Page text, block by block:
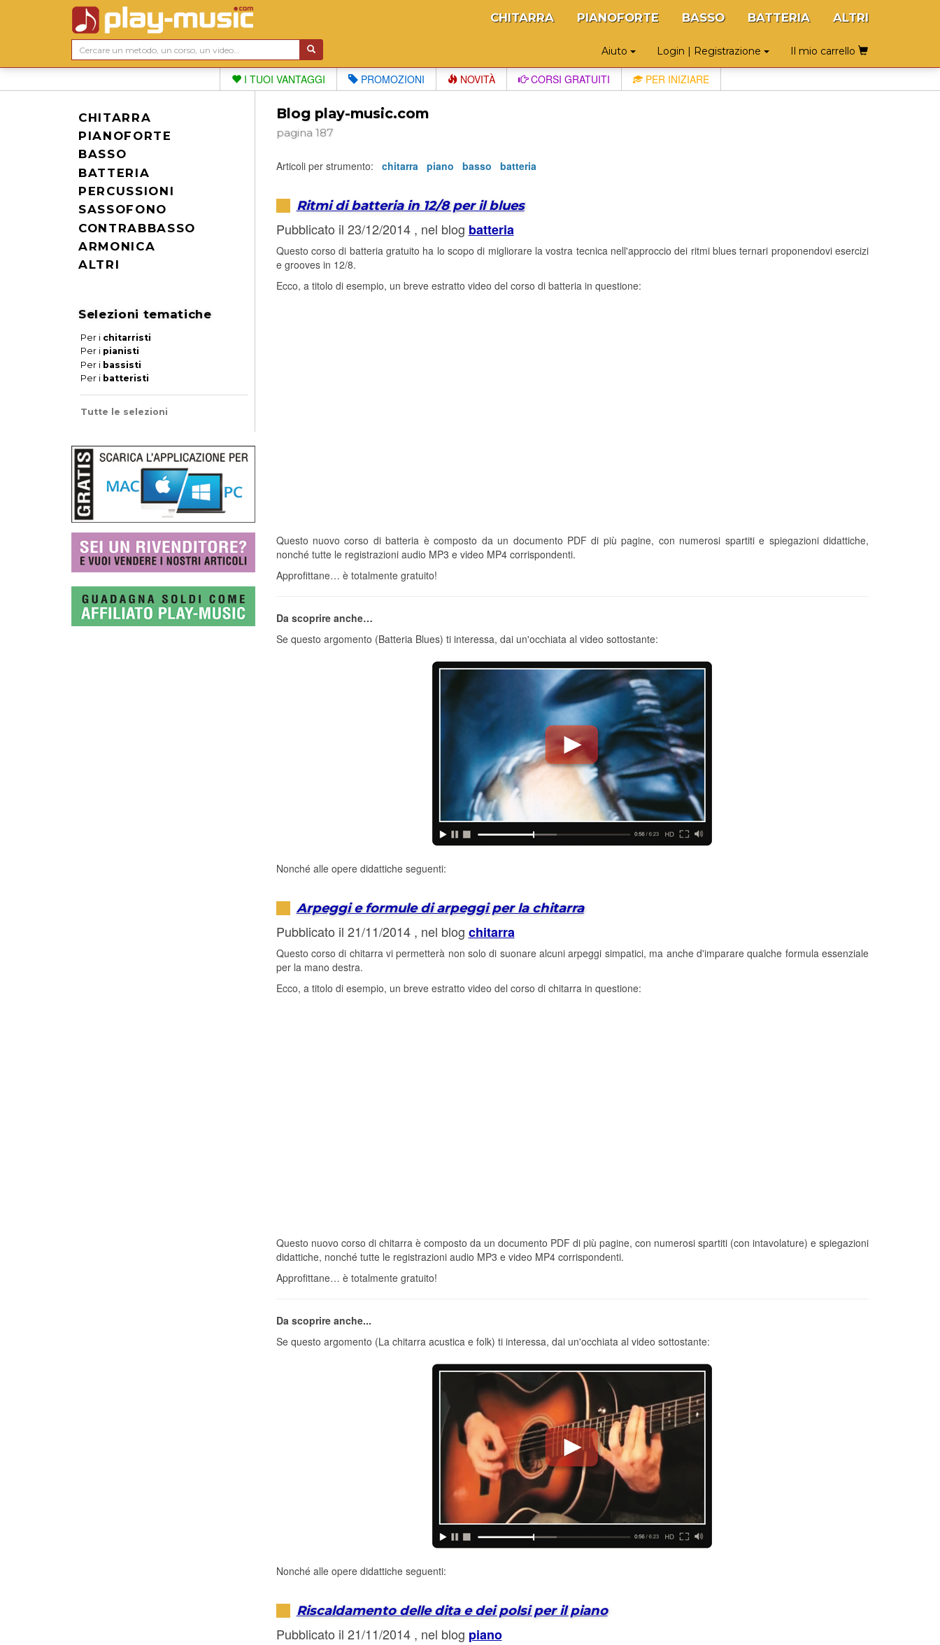
CHITARRA PIANOFORTE BASSO BATTERIA ALTRI
Aiuto Login | Registrazione Il mio carrello
I TUOI VANTAGGI PROMOZIONI NOVITÀ CORSI GRATUITI PER INIZIARE
CHITARRA
PIANOFORTE
BASSO
BATTERIA
PERCUSSIONI
SASSOFONO
CONTRABBASSO
ARMONICA
ALTRI
Selezioni tematiche
Per i chitarristi
Per i pianisti
Per i bassisti
Per i batteristi
Tutte le selezioni
Blog play-music.com
pagina 187
Articoli per strumento: chitarra piano basso batteria
Ritmi di batteria in 12/8 per il blues
Pubblicato il 23/12/2014 , nel blog batteria
Questo corso di batteria gratuito ha lo scopo di migliorare la vostra tecnica nell'approccio dei ritmi blues ternari proponendovi esercizi
e grooves in 12/8.
Ecco, a titolo di esempio, un breve estratto video del corso di batteria in questione:
Questo nuovo corso di batteria è composto da un documento PDF di più pagine, con numerosi spartiti e spiegazioni didattiche,
nonché tutte le registrazioni audio MP3 e video MP4 corrispondenti.
Approfittane… è totalmente gratuito!
Da scoprire anche…
Se questo argomento (Batteria Blues) ti interessa, dai un'occhiata al video sottostante:
Nonché alle opere didattiche seguenti:
Arpeggi e formule di arpeggi per la chitarra
Pubblicato il 21/11/2014 , nel blog chitarra
Questo corso di chitarra vi permetterà non solo di suonare alcuni arpeggi simpatici, ma anche d'imparare qualche formula essenziale
per la mano destra.
Ecco, a titolo di esempio, un breve estratto video del corso di chitarra in questione:
Questo nuovo corso di chitarra è composto da un documento PDF di più pagine, con numerosi spartiti (con intavolature) e spiegazioni
didattiche, nonché tutte le registrazioni audio MP3 e video MP4 corrispondenti.
Approfittane… è totalmente gratuito!
Da scoprire anche...
Se questo argomento (La chitarra acustica e folk) ti interessa, dai un'occhiata al video sottostante:
Nonché alle opere didattiche seguenti:
Riscaldamento delle dita e dei polsi per il piano
Pubblicato il 21/11/2014 , nel blog piano